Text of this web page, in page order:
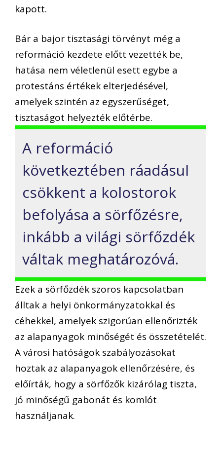
kapott.
Bár a bajor tisztasági törvényt még a
reformáció kezdete előtt vezették be,
hatása nem véletlenül esett egybe a
protestáns értékek elterjedésével,
amelyek szintén az egyszerűséget,
tisztaságot helyezték előtérbe.
A reformáció
következtében ráadásul
csökkent a kolostorok
befolyása a sörfőzésre,
inkább a világi sörfőzdék
váltak meghatározóvá.
Ezek a sörfőzdék szoros kapcsolatban
álltak a helyi önkormányzatokkal és
céhekkel, amelyek szigorúan ellenőrizték
az alapanyagok minőségét és összetételét.
A városi hatóságok szabályozásokat
hoztak az alapanyagok ellenőrzésére, és
előírták, hogy a sörfőzők kizárólag tiszta,
jó minőségű gabonát és komlót
használjanak.